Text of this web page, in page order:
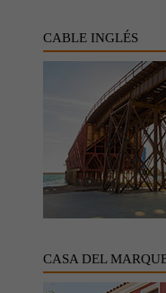
CABLE INGLÉS
CASA DEL